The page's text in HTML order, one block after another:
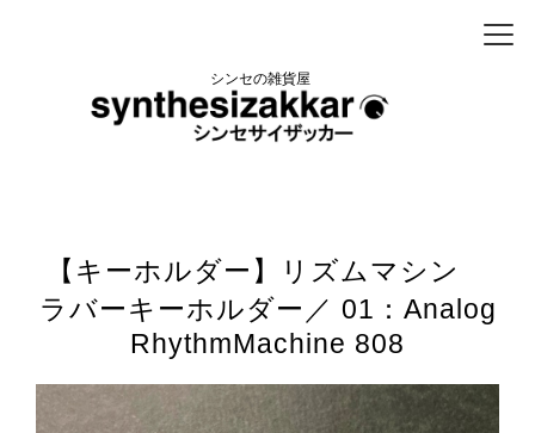
シンセの雑貨屋
【キーホルダー】リズムマシン
ラバーキーホルダー／ 01：Analog
RhythmMachine 808